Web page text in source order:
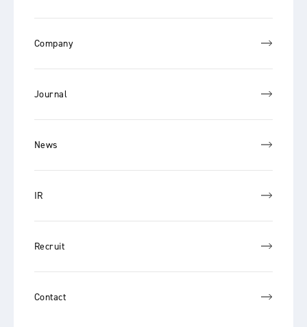
Company
Journal
News
IR
Recruit
Contact